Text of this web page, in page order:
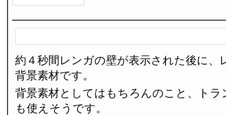
約４秒間レンガの壁が表示された後に、
背景素材です。
背景素材としてはもちろんのこと、ト
も使えそうです。